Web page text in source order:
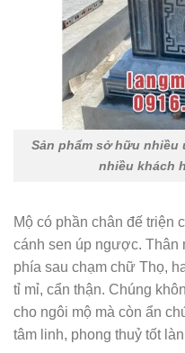
Sản phẩm sở hữu
nhiều khách
Mộ có phần chân đế triện
cánh sen úp ngược. Thân
phía sau chạm chữ Thọ,
tỉ mỉ, cẩn thận. Chúng
cho ngôi mộ mà còn ẩn
tâm linh, phong thuỷ tốt